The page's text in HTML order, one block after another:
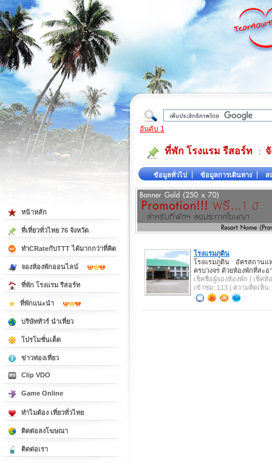
ต้
อันดับ 1
ที่พัก โรงแรม รีสอร์ท :
ข้อมูลทั่วไป ข้อมูลการเดินทาง ส
โรงแรมภูดิน
โรงแรมภูดิน อัครสถานแ
ครบวงจร ด้วยห้องพักที่สะ
เช็คชื่อผู้จองห้องพัก | เช็ค
เข้าชม: 113 | ความคิดเห็น:
หน้าหลัก
ที่เที่ยวทั่วไทย 76 จังหวัด
ทำCRateกับTTT ได้มากกว่าที่คิด
จองห้องพักออนไลน์
ที่พัก โรงแรม รีสอร์ท
ที่พักแนะนำ
บริษัททัวร์ นำเที่ยว
โปรโมชั่นเด็ด
ข่าวท่องเที่ยว
Clip VDO
Game Online
ทำไมต้อง เที่ยวทั่วไทย
ติดต่อลงโฆษณา
ติดต่อเรา